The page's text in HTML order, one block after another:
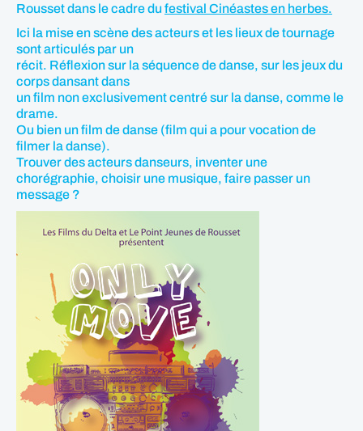
Rousset dans le cadre du festival Cinéastes en herbes.
Ici la mise en scène des acteurs et les lieux de tournage
sont articulés par un
récit. Réflexion sur la séquence de danse, sur les jeux du
corps dansant dans
un film non exclusivement centré sur la danse, comme le
drame.
Ou bien un film de danse (film qui a pour vocation de
filmer la danse).
Trouver des acteurs danseurs, inventer une
chorégraphie, choisir une musique, faire passer un
message ?